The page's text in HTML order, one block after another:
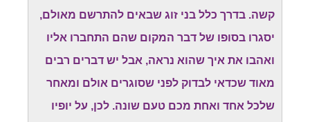
קשה. בדרך כלל בני זוג שבאים להתרשם מאולם,
יסגרו בסופו של דבר המקום שהם התחברו אליו
ואהבו את איך שהוא נראה, אבל יש דברים רבים
מאוד שכדאי לבדוק לפני שסוגרים אולם ומאחר
שלכל אחד ואחת מכם טעם שונה. לכן, על יופיו